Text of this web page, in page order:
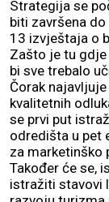
Strategija se
biti završena
13 izvještaja o
Zašto je tu
bi sve trebalo
Čorak
kvalitetnih
se prvi put
odredišta u pet
za marketinško
Također će se,
istražiti stavovi